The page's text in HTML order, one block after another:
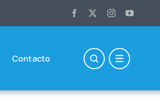
Con­tac­to